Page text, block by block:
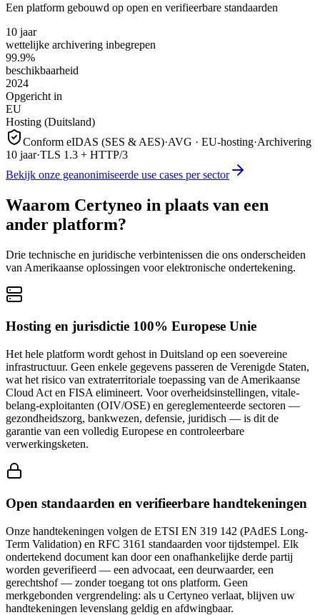
Een platform gebouwd op open en verifieerbare standaarden
10 jaar
wettelijke archivering inbegrepen
99.9%
beschikbaarheid
2024
Opgericht in
EU
Hosting (Duitsland)
Conform eIDAS (SES & AES)·AVG · EU-hosting·Archivering
10 jaar·TLS 1.3 + HTTP/3
Bekijk onze geanonimiseerde use cases per sector
Waarom Certyneo in plaats van een
ander platform?
Drie technische en juridische verbintenissen die ons onderscheiden
van Amerikaanse oplossingen voor elektronische ondertekening.
Hosting en jurisdictie 100% Europese Unie
Het hele platform wordt gehost in Duitsland op een soevereine
infrastructuur. Geen enkele gegevens passeren de Verenigde Staten,
wat het risico van extraterritoriale toepassing van de Amerikaanse
Cloud Act en FISA elimineert. Voor overheidsinstellingen, vitale-
belang-exploitanten (OIV/OSE) en gereglementeerde sectoren —
gezondheidszorg, bankwezen, defensie, juridisch — is dit de
garantie van een volledig Europese en controleerbare
verwerkingsketen.
Open standaarden en verifieerbare handtekeningen
Onze handtekeningen volgen de ETSI EN 319 142 (PAdES Long-
Term Validation) en RFC 3161 standaarden voor tijdstempel. Elk
ondertekend document kan door een onafhankelijke derde partij
worden geverifieerd — een advocaat, een deurwaarder, een
gerechtshof — zonder toegang tot ons platform. Geen
merkgebonden vergrendeling: als u Certyneo verlaat, blijven uw
handtekeningen levenslang geldig en afdwingbaar.